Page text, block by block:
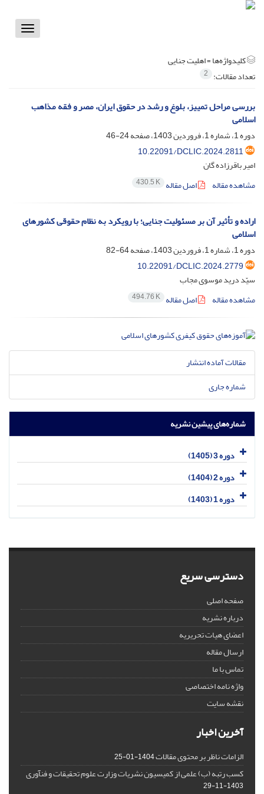
Toggle
کلیدواژه‌ها =اهلیت جنایی
تعداد مقالات: 2
بررسی مراحل تمییز، بلوغ و رشد در حقوق ایران، مصر و فقه مذاهب
اسلامی
دوره 1، شماره 1، فروردین 1403، صفحه
24-46
10.22091/DCLIC.2024.2811
امیر باقرزاده گان
مشاهده مقاله
اصل مقاله 430.5 K
اراده و تأثیر آن بر مسئولیت جنایی؛ با رویکرد به نظام حقوقی کشورهای
اسلامی
دوره 1، شماره 1، فروردین 1403، صفحه
64-82
10.22091/DCLIC.2024.2779
سیّد درید موسوی مجاب
مشاهده مقاله
اصل مقاله 494.76 K
مقالات آماده انتشار
شماره جاری
شماره‌های پیشین نشریه
دوره 3 (1405)
دوره 2 (1404)
دوره 1 (1403)
دسترسی سریع
صفحه اصلی
درباره نشریه
اعضای هیات تحریریه
ارسال مقاله
تماس با ما
واژه نامه اختصاصی
نقشه سایت
آخرین اخبار
الزامات ناظر بر محتوی مقالات1404-01-25
کسب رتبه (ب) علمی از کمیسیون نشریات وزارت علوم تحقیقات و فنآوری
1403-11-29